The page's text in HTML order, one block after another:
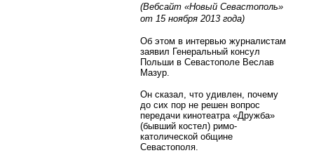
(Вебсайт «Новый Севастополь»
от 15 ноября 2013 года)
Об этом в интервью журналистам
заявил Генеральный консул
Польши в Севастополе Веслав
Мазур.
Он сказал, что удивлен, почему
до сих пор не решен вопрос
передачи кинотеатра «Дружба»
(бывший костел) римо-
католической общине
Севастополя.